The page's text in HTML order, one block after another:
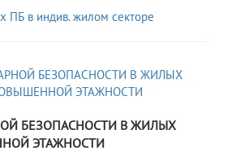
ПБ в индив. жилом секторе
БЕЗОПАСНОСТИ В ЖИЛЫХ
ЭТАЖНОСТИ